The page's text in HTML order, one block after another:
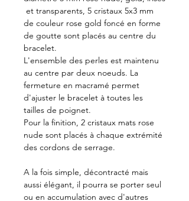
et transparents, 5 cristaux 5x3 mm
de couleur rose gold foncé en forme
de goutte sont placés au centre du
bracelet.
L'ensemble des perles est maintenu
au centre par deux noeuds. La
fermeture en macramé permet
d'ajuster le bracelet à toutes les
tailles de poignet.
Pour la finition, 2 cristaux mats rose
nude sont placés à chaque extrémité
des cordons de serrage.
A la fois simple, décontracté mais
aussi élégant, il pourra se porter seul
ou en accumulation avec d'autres